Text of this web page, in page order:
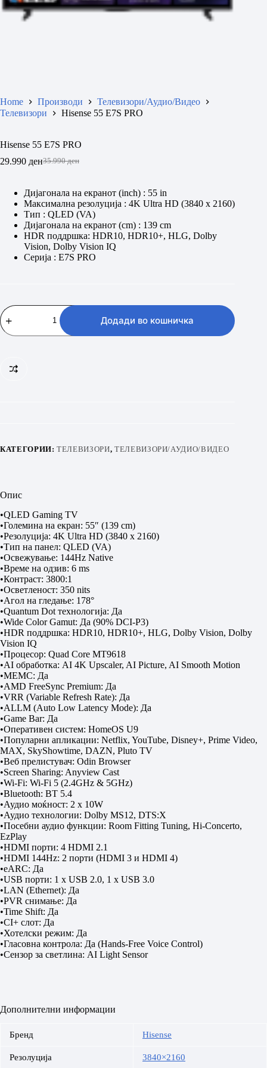
Home Производи
Телевизори/Аудио/Видео
Телевизори
Hisense 55 E7S PRO
Hisense 55 E7S PRO
35.990ден
Original
35.990 ден.
29.990 денCurrent
29.990 ден.
Дијагонала на екранот (inch) : 55 in
Максимална резолуција : 4K Ultra HD (3840 x 2160)
Тип : QLED (VA)
Дијагонала на екранот (cm) : 139 cm
HDR поддршка: HDR10, HDR10+, HLG, Dolby
Vision, Dolby Vision IQ
Серија : E7S PRO
Hisense
55
E7S
Додади во кошничка
КАТЕГОРИИ:ТЕЛЕВИЗОРИ, ТЕЛЕВИЗОРИ/АУДИО/ВИДЕО
Опис
•QLED Gaming TV
•Големина на екран: 55″ (139 cm)
•Резолуција: 4K Ultra HD (3840 x 2160)
•Тип на панел: QLED (VA)
•Освежување: 144Hz Native
•Време на одзив: 6 ms
•Контраст: 3800:1
•Осветленост: 350 nits
•Агол на гледање: 178°
•Quantum Dot технологија: Да
•Wide Color Gamut: Да (90% DCI-P3)
•HDR поддршка: HDR10, HDR10+, HLG, Dolby Vision, Dolby
Vision IQ
•Процесор: Quad Core MT9618
•AI обработка: AI 4K Upscaler, AI Picture, AI Smooth Motion
•MEMC: Да
•AMD FreeSync Premium: Да
•VRR (Variable Refresh Rate): Да
•ALLM (Auto Low Latency Mode): Да
•Game Bar: Да
•Оперативен систем: HomeOS U9
•Популарни апликации: Netflix, YouTube, Disney+, Prime Video,
MAX, SkyShowtime, DAZN, Pluto TV
•Веб прелистувач: Odin Browser
•Screen Sharing: Anyview Cast
•Wi-Fi: Wi-Fi 5 (2.4GHz & 5GHz)
•Bluetooth: BT 5.4
•Аудио моќност: 2 x 10W
•Аудио технологии: Dolby MS12, DTS:X
•Посебни аудио функции: Room Fitting Tuning, Hi-Concerto,
EzPlay
•HDMI порти: 4 HDMI 2.1
•HDMI 144Hz: 2 порти (HDMI 3 и HDMI 4)
•eARC: Да
•USB порти: 1 x USB 2.0, 1 x USB 3.0
•LAN (Ethernet): Да
•PVR снимање: Да
•Time Shift: Да
•CI+ слот: Да
•Хотелски режим: Да
•Гласовна контрола: Да (Hands-Free Voice Control)
•Сензор за светлина: AI Light Sensor
Дополнителни информации
Бренд Hisense
Резолуција 3840×2160